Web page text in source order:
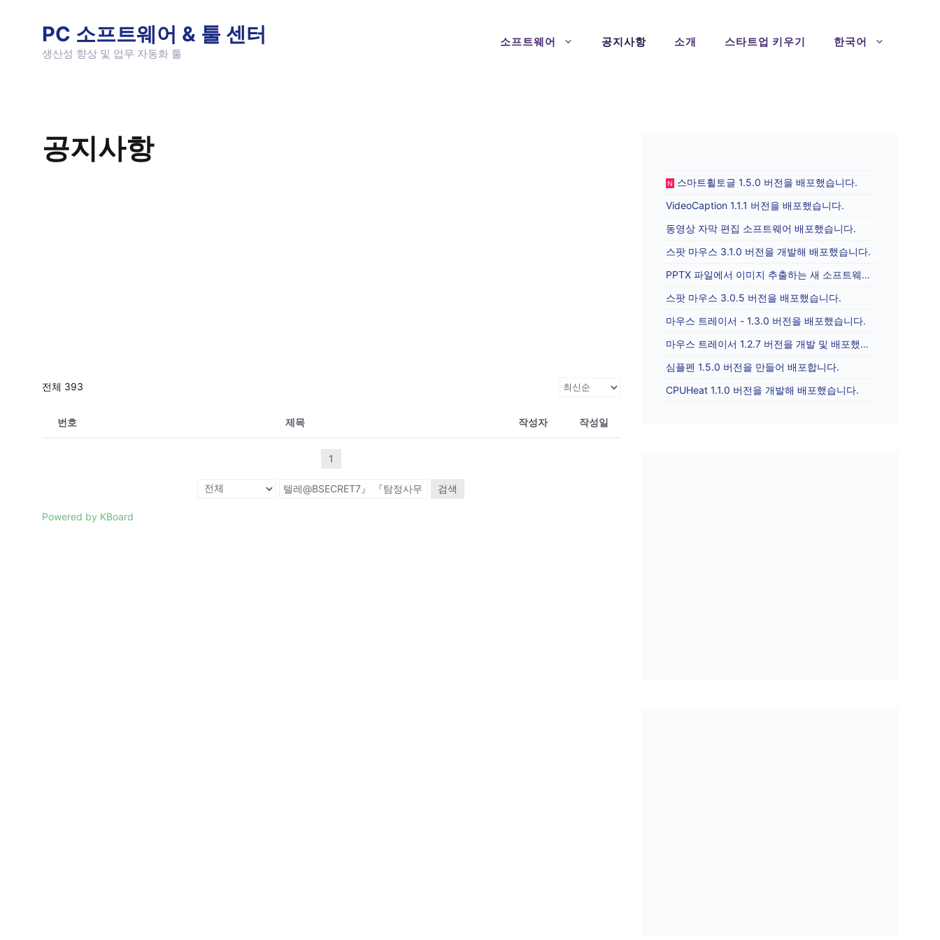
PC 소프트웨어 & 툴 센터
생산성 향상 및 업무 자동화 툴
소프트웨어 공지사항 소개 스타트업 키우기 한국어
공지사항
전체 393
번호 제목 작성자 작성일
1
검색
Powered by KBoard
N
스마트휠토글 1.5.0 버전을 배포했습니다.
VideoCaption 1.1.1 버전을 배포했습니다.
동영상 자막 편집 소프트웨어 배포했습니다.
스팟 마우스 3.1.0 버전을 개발해 배포했습니다.
PPTX 파일에서 이미지 추출하는 새 소프트웨어를 배포합니다.
스팟 마우스 3.0.5 버전을 배포했습니다.
마우스 트레이서 - 1.3.0 버전을 배포했습니다.
마우스 트레이서 1.2.7 버전을 개발 및 배포했습니다.
심플펜 1.5.0 버전을 만들어 배포합니다.
CPUHeat 1.1.0 버전을 개발해 배포했습니다.